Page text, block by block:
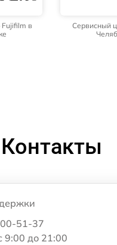
в
Сервисный
Контакты
51-37
9:00 до 21:00